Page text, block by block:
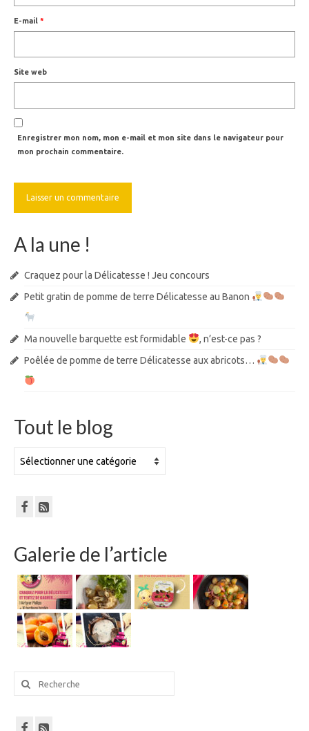
E-mail *
Site web
Enregistrer mon nom, mon e-mail et mon site dans le navigateur pour
mon prochain commentaire.
A la une !
Craquez pour la Délicatesse ! Jeu concours
Petit gratin de pomme de terre Délicatesse au Banon
Ma nouvelle barquette est formidable
, n’est-ce pas ?
Poêlée de pomme de terre Délicatesse aux abricots…
Tout le blog
le
Galerie de l’article
Rechercher